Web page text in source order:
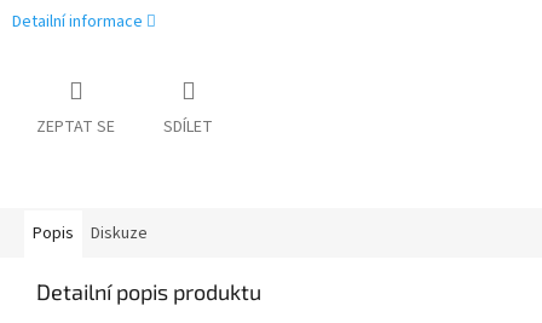
Detailní informace
ZEPTAT SE SDÍLET
Popis Diskuze
Detailní popis produktu